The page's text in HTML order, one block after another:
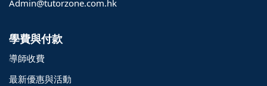
Admin@tutorzone.com.hk
學費與付款
導師收費
最新優惠與活動